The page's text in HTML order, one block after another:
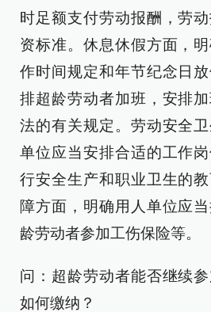
时足额支付劳动报酬，劳
资标准。休息休假方面，
作时间规定和年节纪念日
排超龄劳动者加班，安排
法的有关规定。劳动安全
单位应当安排合适的工作
行安全生产和职业卫生的
障方面，明确用人单位应
龄劳动者参加工伤保险等。
问：超龄劳动者能否继续
如何缴纳？